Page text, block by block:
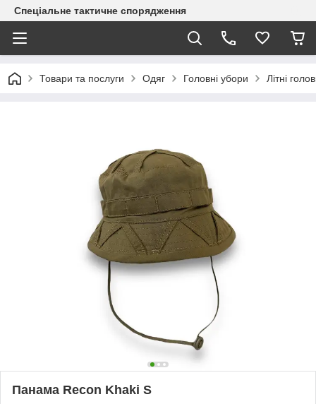
Спеціальне тактичне спорядження
Товари та послуги Одяг Головні убори Літні
Панама Recon Khaki S